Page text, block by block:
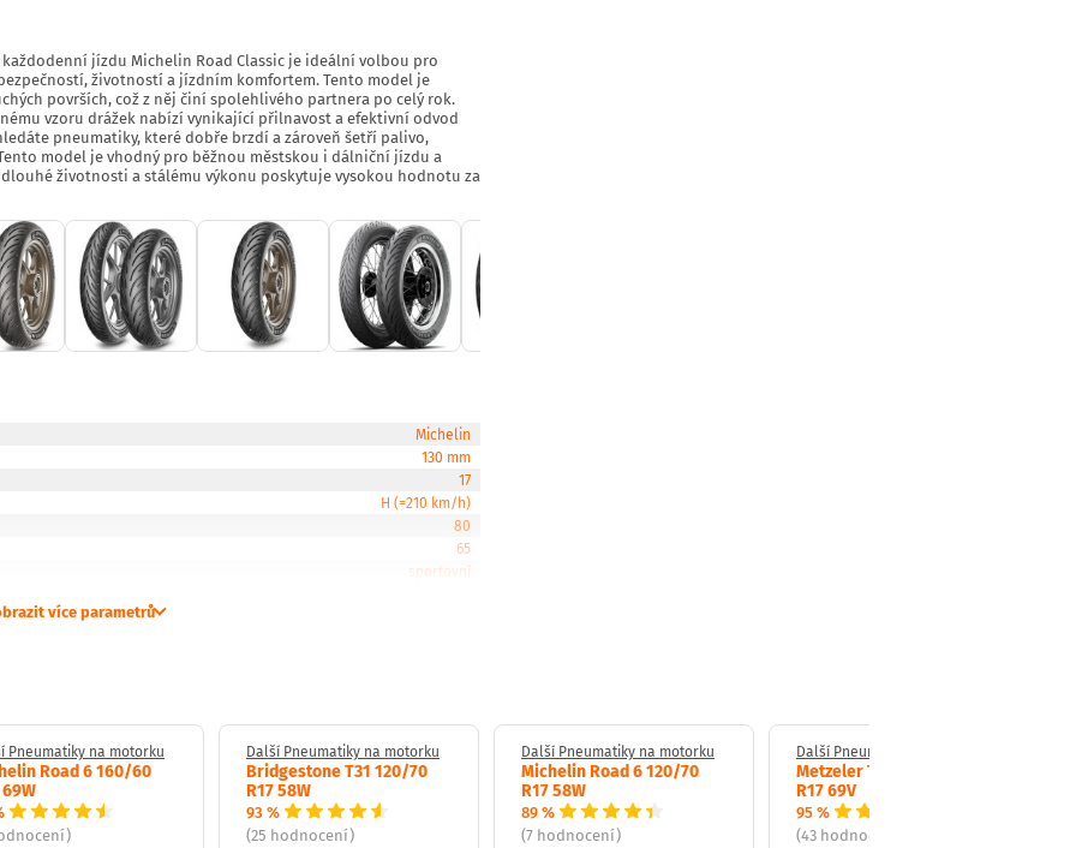
jízdu Michelin Road Classic je ideální volbou pro
životností a jízdním komfortem. Tento model je
površích, což z něj činí spolehlivého partnera po celý rok.
vzoru drážek nabízí vynikající přilnavost a efektivní odvod
pneumatiky, které dobře brzdí a zároveň šetří palivo,
model je vhodný pro běžnou městskou i dálniční jízdu a
životnosti a stálému výkonu poskytuje vysokou hodnotu za
Michelin
130 mm
17
H (=210 km/h)
80
65
sportovní
více parametrů
Pneumatiky na motorku
Road 6 160/60
Další Pneumatiky na motorku
Bridgestone T31 120/70
R17 58W
93 %
(25 hodnocení)
Další Pneumatiky na motorku
Michelin Road 6 120/70
R17 58W
89 %
(7 hodnocení)
Další Pneumatiky na motorku
Metzeler Tourance 150/70
R17 69V
95 %
(43 hodnocení)